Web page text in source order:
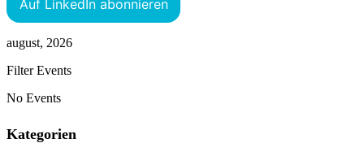
Auf LinkedIn abonnieren
august, 2026
Filter Events
No Events
Kategorien